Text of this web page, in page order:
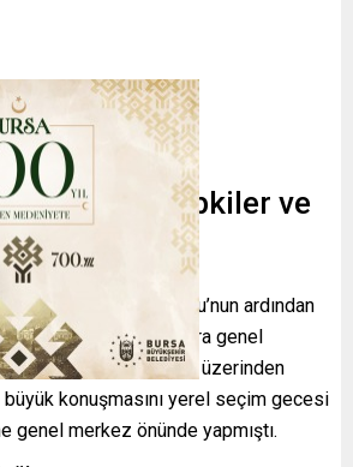
Önünde Tepkiler ve
Merkez Yönetim Kurulu’nun ardından
Özgür Özel, daha sonra genel
kalabalığa otobüs üzerinden
konuşmasını yerel seçim gecesi
genel merkez önünde yapmıştı.